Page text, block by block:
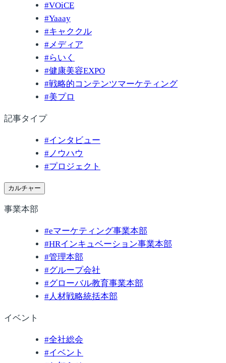
#VOiCE
#Yaaay
#キャククル
#メディア
#らいく
#健康美容EXPO
#戦略的コンテンツマーケティング
#美プロ
記事タイプ
#インタビュー
# ノウハウ
#プロジェクト
カルチャー
事業本部
#eマーケティング事業本部
#HRインキュベーション事業本部
#管理本部
#グループ会社
#グローバル教育事業本部
#人材戦略統括本部
イベント
#全社総会
#イベント